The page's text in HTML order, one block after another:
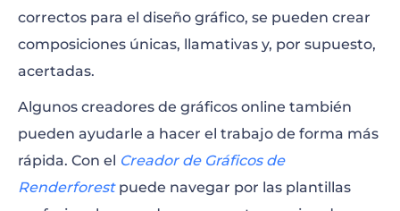
correctos para el diseño gráfico, se pueden crear
composiciones únicas, llamativas y, por supuesto,
acertadas.
Algunos creadores de gráficos online también
pueden ayudarle a hacer el trabajo de forma más
rápida. Con el Creador de Gráficos de
Renderforestpuede navegar por las plantillas